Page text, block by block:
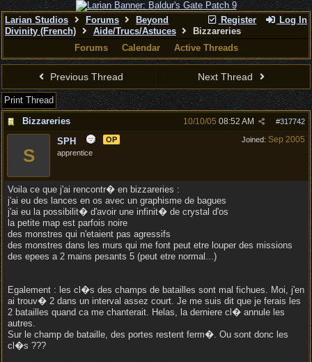
Register Log In
Larian Studios Forums
Beyond
Divinity (French)
Aide/Trucs/Astuces
Bizzareries
Forums
Calendar Active Threads
Previous Thread Next Thread
Print Thread
Bizzareries
#317742
10/10/05 08:52 AM
Joined: Sep 2005
S
SPH
OP
apprentice
Voila ce que j'ai rencontr� en bizzareries :
j'ai eu des lances en os avec un graphisme de bagues
j'ai eu la possibilit� d'avoir une infinit� de crystal d'os
la petite map est parfois noire
des monstres qui n'etaient pas agressifs
des monstres dans les murs qui me font peut etre louper des missions
des epees a 2 mains pesants 5 (peut etre normal...)
Egalement : les cl�s des champs de batailles sont mal fichues. Moi, j'en
ai trouv� 2 dans un interval assez court. Je me suis dit que je ferais les
2 batailles quand ca me chanterait. Helas, la derniere cl� annule les
autres.
Sur le champ de bataille, des portes restent ferm�. Ou sont donc les
cl�s ???